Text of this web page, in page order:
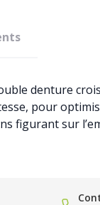
denture
pour
figurant sur